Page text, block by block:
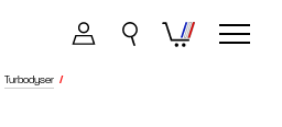
Turbodyser /